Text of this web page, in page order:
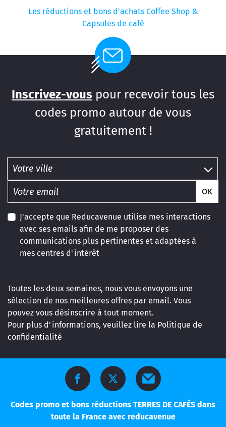
Les réductions et bons d’achats Coffee Shop &
Capsules de café
Inscrivez-vous pour recevoir tous les
codes promo autour de vous
gratuitement !
OK
J'accepte que Reducavenue utilise mes interactions
avec ses emails afin de me proposer des
communications plus pertinentes et adaptées à
mes centres d'intérêt
Toutes les deux semaines, nous vous envoyons une
sélection de nos meilleures offres par email. Vous
pouvez vous désinscrire à tout moment.
Pour plus d'informations, veuillez lire la Politique de
confidentialité
Codes promo et bons réductions TERRES DE CAFÉS dans
toute la France avec reducavenue